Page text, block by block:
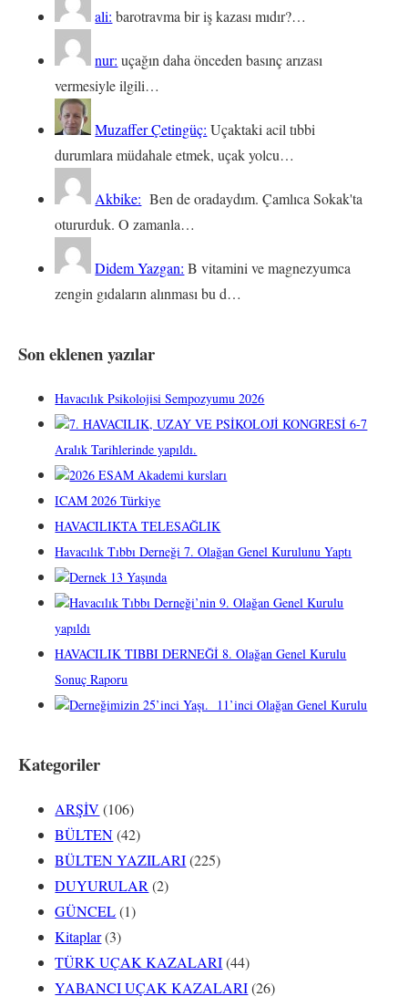
ali: barotravma bir iş kazası mıdır?…
nur: uçağın daha önceden basınç arızası
vermesiyle ilgili…
Muzaffer Çetingüç: Uçaktaki acil tıbbi
durumlara müdahale etmek, uçak yolcu…
Akbike: Ben de oradaydım. Çamlıca Sokak'ta
otururduk. O zamanla…
Didem Yazgan: B vitamini ve magnezyumca
zengin gıdaların alınması bu d…
Son eklenen yazılar
Havacılık Psikolojisi Sempozyumu 2026
7. HAVACILIK, UZAY VE PSİKOLOJİ KONGRESİ 6-7
Aralık Tarihlerinde yapıldı.
2026 ESAM Akademi kursları
ICAM 2026 Türkiye
HAVACILIKTA TELESAĞLIK
Havacılık Tıbbı Derneği 7. Olağan Genel Kurulunu Yaptı
Dernek 13 Yaşında
Havacılık Tıbbı Derneği’nin 9. Olağan Genel Kurulu
yapıldı
HAVACILIK TIBBI DERNEĞİ 8. Olağan Genel Kurulu
Sonuç Raporu
Derneğimizin 25’inci Yaşı. 11’inci Olağan Genel Kurulu
Kategoriler
ARŞİV (106)
BÜLTEN(42)
BÜLTEN YAZILARI(225)
DUYURULAR (2)
GÜNCEL(1)
Kitaplar(3)
TÜRK UÇAK KAZALARI(44)
YABANCI UÇAK KAZALARI(26)